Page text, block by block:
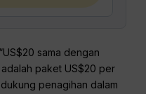
sama dengan
adalah paket US$20 per
penagihan dalam